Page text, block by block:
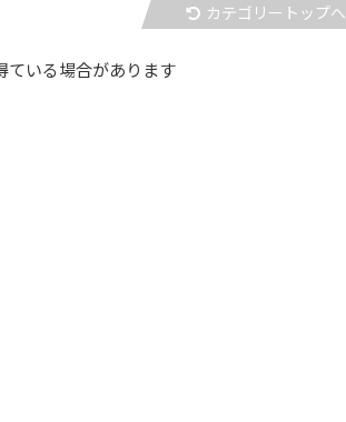
カテゴリートップへ
ている場合があります